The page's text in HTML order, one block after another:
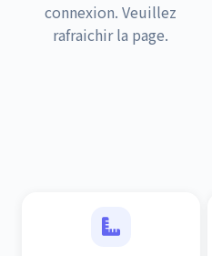
connexion. Veuillez
rafraichir la page.